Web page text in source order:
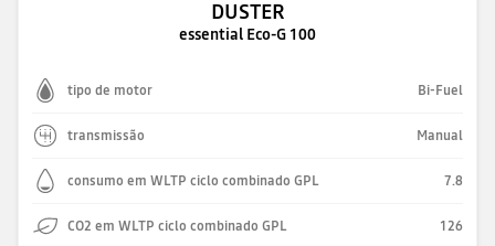
DUSTER
essential Eco-G 100
tipo de motor Bi-Fuel
transmissão Manual
consumo em WLTP ciclo combinado GPL 7.8
CO2 em WLTP ciclo combinado GPL 126